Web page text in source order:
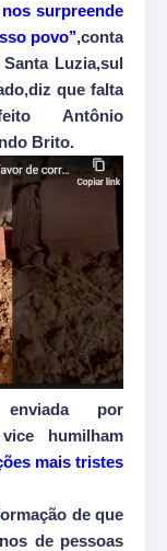
surpreende
povo’’,conta
Luzia,sul
que falta
Antônio
Brito.
enviada por
humilham
mais tristes
de que
de pessoas